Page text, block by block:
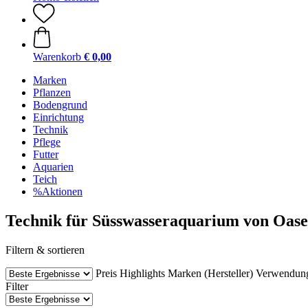
Warenkorb € 0,00
Marken
Pflanzen
Bodengrund
Einrichtung
Technik
Pflege
Futter
Aquarien
Teich
%Aktionen
Technik für Süsswasseraquarium von Oase
Filtern & sortieren
Preis Highlights Marken (Hersteller)
Filter